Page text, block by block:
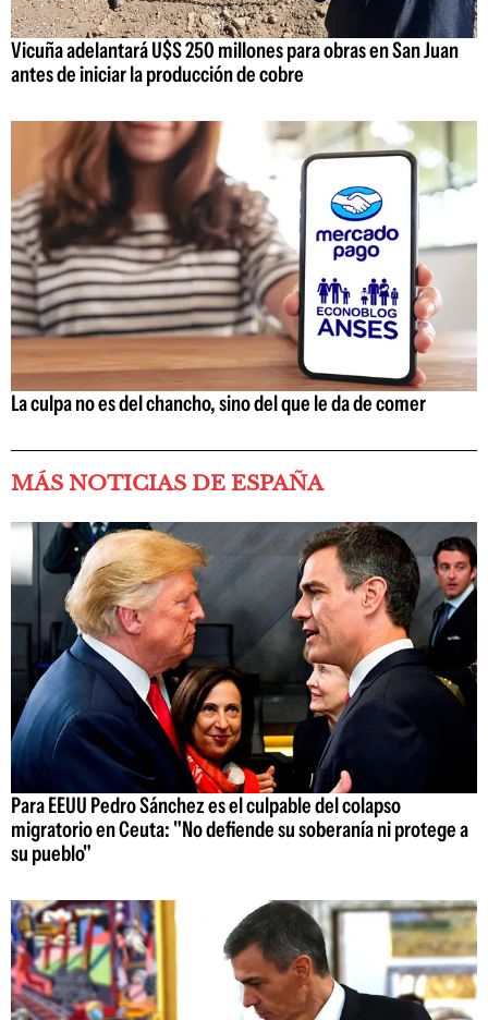
Vicuña adelantará U$S 250 millones para obras en San Juan
antes de iniciar la producción de cobre
La culpa no es del chancho, sino del que le da de comer
MÁS NOTICIAS DE ESPAÑA
Para EEUU Pedro Sánchez es el culpable del colapso
migratorio en Ceuta: "No defiende su soberanía ni protege a
su pueblo"